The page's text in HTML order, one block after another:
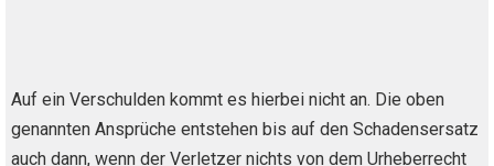
Auf ein Verschulden kommt es hierbei nicht an. Die oben
genannten Ansprüche entstehen bis auf den Schadensersatz
auch dann, wenn der Verletzer nichts von dem Urheberrecht